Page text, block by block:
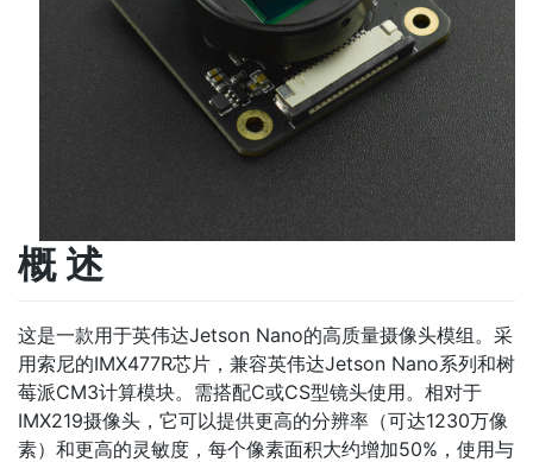
概 述
这是一款用于英伟达Jetson Nano的高质量摄像头模组。采
用索尼的IMX477R芯片，兼容英伟达Jetson Nano系列和树
莓派CM3计算模块。需搭配C或CS型镜头使用。相对于
IMX219摄像头，它可以提供更高的分辨率（可达1230万像
素）和更高的灵敏度，每个像素面积大约增加50%，使用与